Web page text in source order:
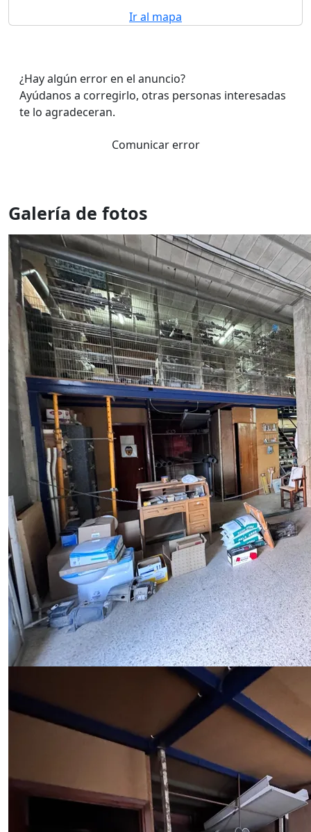
Ir al mapa
¿Hay algún error en el anuncio?
Ayúdanos a corregirlo, otras personas interesadas
te lo agradeceran.
Comunicar error
Galería de fotos